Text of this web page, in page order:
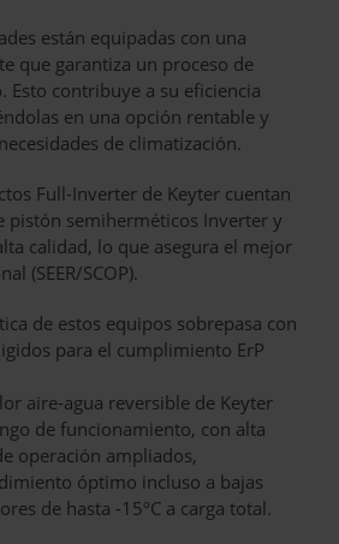
están equipadas con una
que garantiza un proceso de
Esto contribuye a su eficiencia
en una opción rentable y
de climatización.
Full-Inverter de Keyter cuentan
pistón semiherméticos Inverter y
calidad, lo que asegura el mejor
(SEER/SCOP).
de estos equipos sobrepasa con
para el cumplimiento ErP
aire-agua reversible de Keyter
de funcionamiento, con alta
operación ampliados,
óptimo incluso a bajas
de hasta -15ºC a carga total.